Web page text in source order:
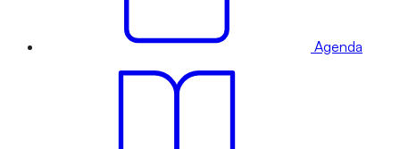
Agenda